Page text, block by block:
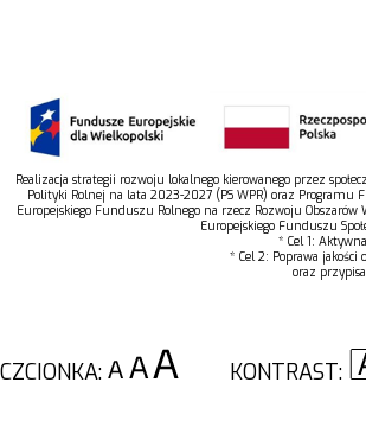
Realizacja strategii rozwoju lokalnego kierowanego przez
Polityki Rolnej na lata 2023-2027 (PS WPR) oraz
Europejskiego Funduszu Rolnego na rzecz Rozwoju Obszarów
Europejskiego Funduszu
* Cel 1:
* Cel 2: Poprawa jakości
oraz
KONTRAST:
CZCIONKA: